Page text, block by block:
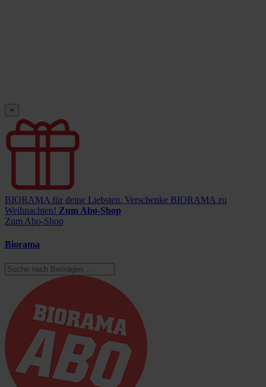
×
BIORAMA für deine Liebsten. Verschenke BIORAMA zu
Weihnachten! Zum Abo-Shop
Zum Abo-Shop
Biorama